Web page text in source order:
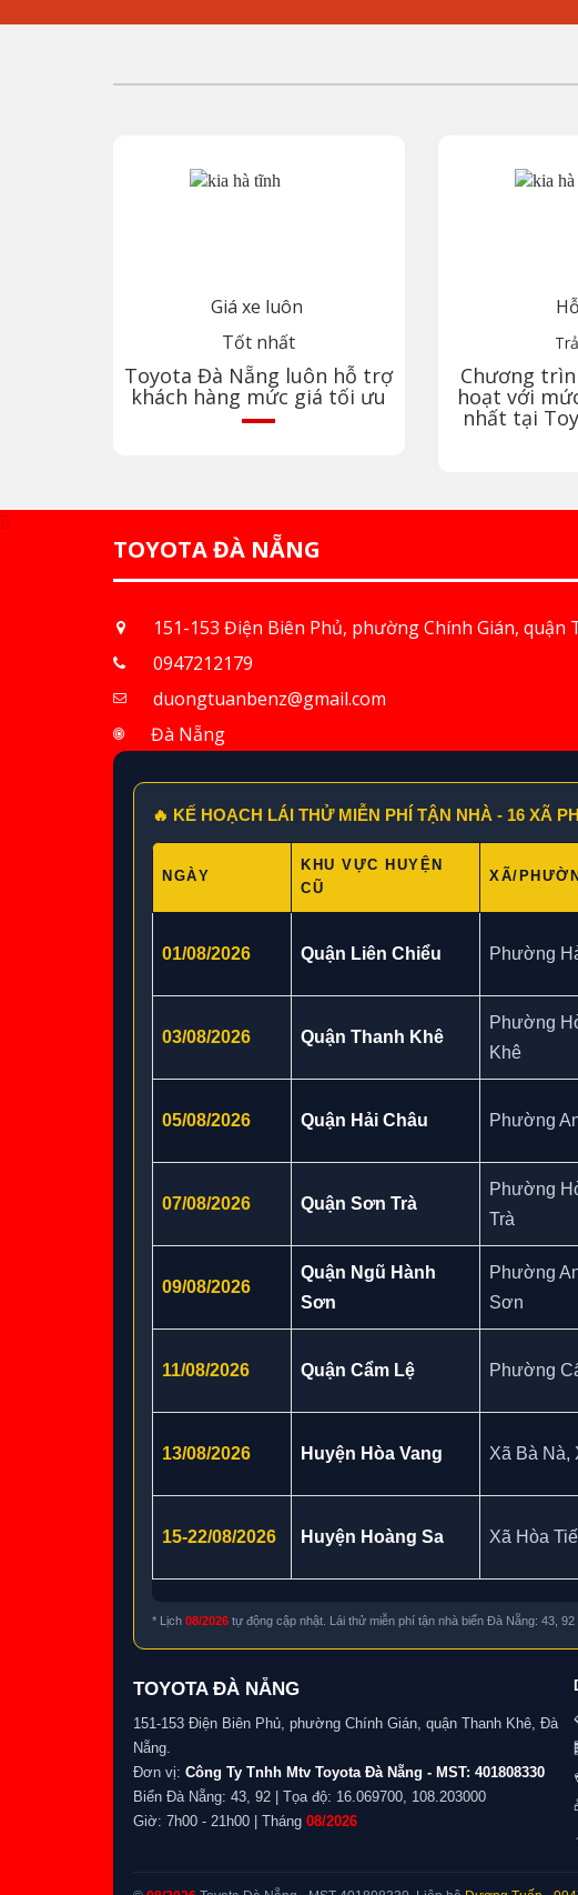
Giá xe luôn
Tốt nhất
ToyotaĐà Nẵng luôn hỗ trợ
khách hàng mức giá tối ưu
Chương
hoạt với
nhất tại
TOYOTA ĐÀ NẴNG
151-153 Điện Biên Phủ, phường Chính Gián, quận
0947212179
duongtuanbenz@gmail.com
Đà Nẵng
🔥 KẾ HOẠCH LÁI THỬ MIỄN PHÍ TẬN NHÀ - 16 XÃ
NGÀY
KHU VỰC HUYỆN
CŨ
XÃ/
01/08/2026 Quận Liên Chiểu Phường
03/08/2026 Quận Thanh Khê
Phường
Khê
05/08/2026 Quận Hải Châu Phường
07/08/2026 Quận Sơn Trà
Phường
Trà
09/08/2026
Quận Ngũ Hành
Sơn
Phường
Sơn
11/08/2026 Quận Cẩm Lệ Phường
13/08/2026 Huyện Hòa Vang Xã Bà Nà,
15-22/08/2026 Huyện Hoàng Sa Xã Hòa
* Lịch 08/2026 tự động cập nhật. Lái thử miễn phí tận nhà biển Đà Nẵng: 43,
TOYOTA ĐÀ NẴNG
151-153 Điện Biên Phủ, phường Chính Gián, quận Thanh Khê, Đà
Nẵng.
Đơn vị: Công Ty Tnhh Mtv Toyota Đà Nẵng - MST: 401808330
Biển Đà Nẵng: 43, 92 | Tọa độ: 16.069700, 108.203000
Giờ: 7h00 - 21h00 | Tháng 08/2026